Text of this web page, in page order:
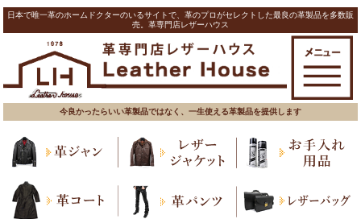
日本で唯一革のホームドクターのいるサイトで、革のプロがセレクトした最良の革製品を多数販
売。革専門店レザーハウス
今良かったらいい革製品ではなく、一生使える革製品を提供します